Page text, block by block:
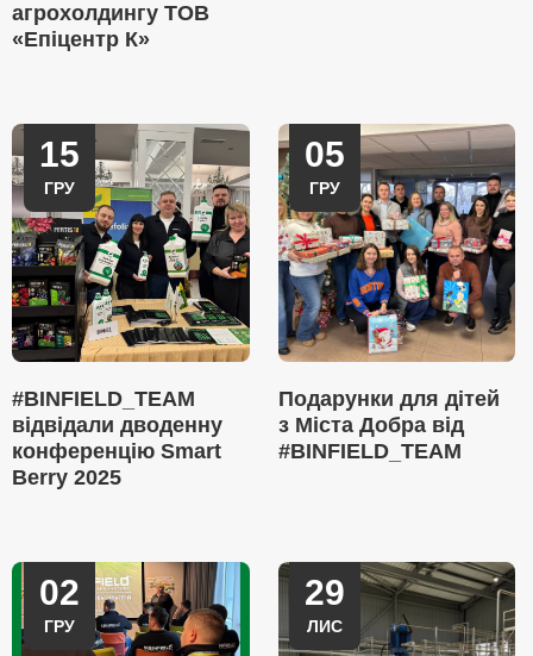
агрохолдингу ТОВ
«Епіцентр К»
15
ГРУ
#BINFIELD_TEAM
відвідали дводенну
конференцію Smart
Berry 2025
05
ГРУ
Подарунки для дітей
з Міста Добра від
#BINFIELD_TEAM
02
ГРУ
29
ЛИС